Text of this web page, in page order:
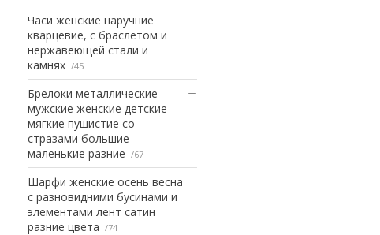
Часи женские наручние
кварцевие, с браслетом и
нержавеющей стали и
камнях
45
Брелоки металлические
мужские женские детские
мягкие пушистие со
стразами большие
маленькие разние
67
Шарфи женские осень весна
с разновидними бусинами и
элементами лент сатин
разние цвета
74